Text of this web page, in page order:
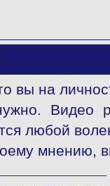
вы на
Видео
любой
мнению,